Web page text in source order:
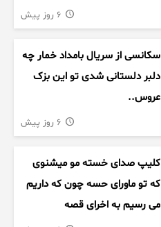
سکانسی از سریال بامداد خمار چه
دلبر دلستانی شدی تو این بزک
عروس..
کلیپ صدای خسته مو میشنوی
که تو ماورای حسه چون که داریم
می رسیم به اخرای قصه